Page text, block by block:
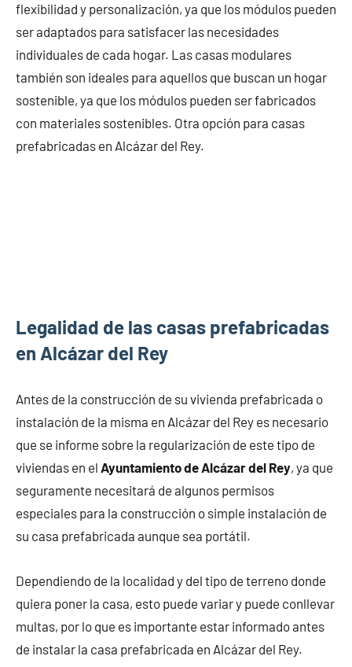
flexibilidad y personalización, ya que los módulos pueden
ser adaptados para satisfacer las necesidades
individuales de cada hogar. Las casas modulares
también son ideales para aquellos que buscan un hogar
sostenible, ya que los módulos pueden ser fabricados
con materiales sostenibles. Otra opción para casas
prefabricadas en Alcázar del Rey.
Legalidad de las casas prefabricadas
en Alcázar del Rey
Antes de la construcción de su vivienda prefabricada o
instalación de la misma en Alcázar del Rey es necesario
que se informe sobre la regularización de este tipo de
viviendas en el Ayuntamiento de Alcázar del Rey, ya que
seguramente necesitará de algunos permisos
especiales para la construcción o simple instalación de
su casa prefabricada aunque sea portátil.
Dependiendo de la localidad y del tipo de terreno donde
quiera poner la casa, esto puede variar y puede conllevar
multas, por lo que es importante estar informado antes
de instalar la casa prefabricada en Alcázar del Rey.